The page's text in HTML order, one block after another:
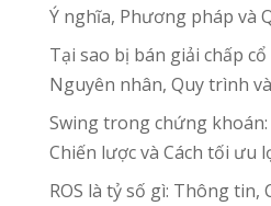
Ý nghĩa, Phương pháp và
Tại sao bị bán giải chấp
Nguyên nhân, Quy trình
Swing trong chứng
Chiến lược và Cách tối ưu
ROS là tỷ số gì: Thông tin,